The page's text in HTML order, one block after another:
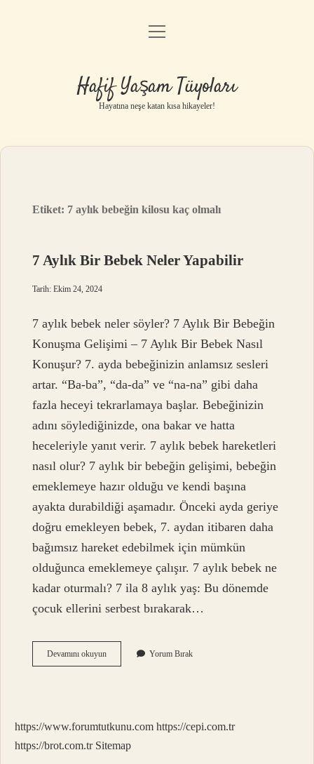
Anasayfa
Yasal Uyarı
menüyü
Hafif Yaşam Tüyoları
Hayatına neşe katan kısa hikayeler!
Etiket: 7 aylık bebeğin kilosu kaç olmalı
7 Aylık Bir Bebek Neler Yapabilir
Tarih: Ekim 24, 2024
7 aylık bebek neler söyler? 7 Aylık Bir Bebeğin
Konuşma Gelişimi – 7 Aylık Bir Bebek Nasıl
Konuşur? 7. ayda bebeğinizin anlamsız sesleri
artar. “Ba-ba”, “da-da” ve “na-na” gibi daha
fazla heceyi tekrarlamaya başlar. Bebeğinizin
adını söylediğinizde, ona bakar ve hatta
heceleriyle yanıt verir. 7 aylık bebek hareketleri
nasıl olur? 7 aylık bir bebeğin gelişimi, bebeğin
emeklemeye hazır olduğu ve kendi başına
ayakta durabildiği aşamadır. Önceki ayda geriye
doğru emekleyen bebek, 7. aydan itibaren daha
bağımsız hareket edebilmek için mümkün
olduğunca emeklemeye çalışır. 7 aylık bebek ne
kadar oturmalı? 7 ila 8 aylık yaş: Bu dönemde
çocuk ellerini serbest bırakarak…
Devamını okuyun7
Aylık
Yorum Bırak
https://www.forumtutkunu.com https://cepi.com.tr
https://brot.com.tr Sitemap